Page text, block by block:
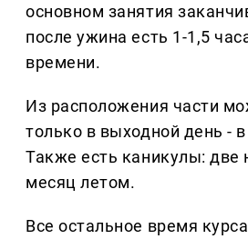
основном занятия
после ужина есть 1-1,5
времени.
Из расположения части
только в выходной день -
Также есть каникулы: две
месяц летом.
Все остальное время